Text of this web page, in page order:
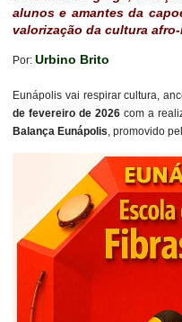
alunos e amantes da
valorização da cultura
Por: Urbino Brito
Eunápolis vai respirar cultura,
de fevereiro de 2026 com a
Balança Eunápolis, promovido